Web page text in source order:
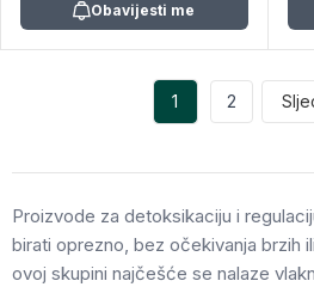
Obavijesti me
1 2
Proizvode za detoksikaciju i
birati oprezno, bez očekivanja brzih
ovoj skupini najčešće se nalaze